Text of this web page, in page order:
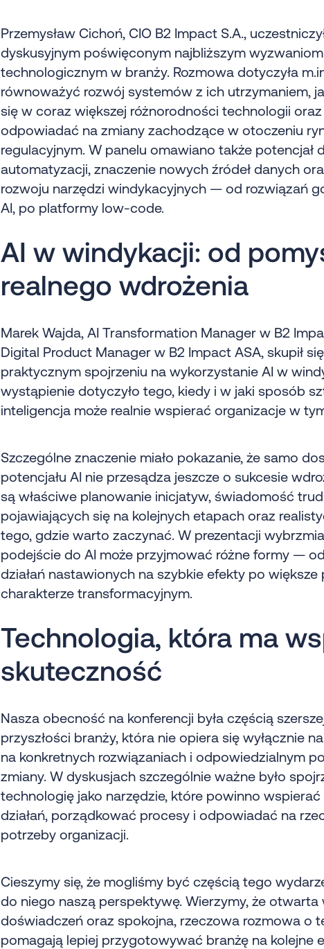
Przemysław Cichoń, CIO B2 Impact S.A.,
dyskusyjnym poświęconym najbliższym wyzwaniom
technologicznym w branży. Rozmowa dotyczyła
równoważyć rozwój systemów z ich utrzymaniem,
się w coraz większej różnorodności technologii
odpowiadać na zmiany zachodzące w otoczeniu
regulacyjnym. W panelu omawiano także potencjał
automatyzacji, znaczenie nowych źródeł danych
rozwoju narzędzi windykacyjnych — od rozwiązań
AI, po platformy low-code.
AI w windykacji: od
realnego wdrożenia
Marek Wajda, AI Transformation Manager w B2
Digital Product Manager w B2 Impact ASA, skupił
praktycznym spojrzeniu na wykorzystanie AI w
wystąpienie dotyczyło tego, kiedy i w jaki sposób
inteligencja może realnie wspierać organizacje w
Szczególne znaczenie miało pokazanie, że samo
potencjału AI nie przesądza jeszcze o sukcesie
są właściwe planowanie inicjatyw, świadomość
pojawiających się na kolejnych etapach oraz
tego, gdzie warto zaczynać. W prezentacji
podejście do AI może przyjmować różne formy —
działań nastawionych na szybkie efekty po większe
charakterze transformacyjnym.
Technologia, która ma
skuteczność
Nasza obecność na konferencji była częścią
przyszłości branży, która nie opiera się wyłącznie
na konkretnych rozwiązaniach i odpowiedzialnym
zmiany. W dyskusjach szczególnie ważne było
technologię jako narzędzie, które powinno
działań, porządkować procesy i odpowiadać na
potrzeby organizacji.
Cieszymy się, że mogliśmy być częścią tego
do niego naszą perspektywę. Wierzymy, że otwarta
doświadczeń oraz spokojna, rzeczowa rozmowa o
pomagają lepiej przygotowywać branżę na kolejne